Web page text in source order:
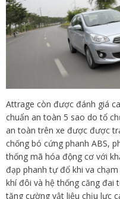
Attrage còn được đánh giá
chuẩn an toàn 5 sao do tổ
an toàn trên xe được được
chống bó cứng phanh ABS,
thống mã hóa động cơ với
đạp phanh tự đổ khi va
khí đôi và hệ thống căng đai
tăng cường vật liệu chịu lực